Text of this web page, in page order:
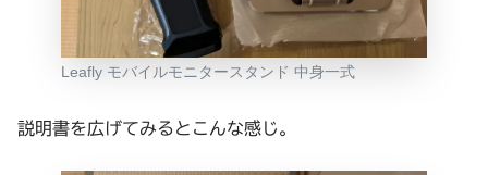
Leafly モバイルモニタースタンド 中身一式
説明書を広げてみるとこんな感じ。